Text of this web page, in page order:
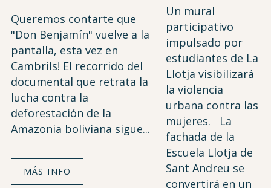
Queremos contarte que
"Don Benjamín" vuelve a la
pantalla, esta vez en
Cambrils! El recorrido del
documental que retrata la
lucha contra la
deforestación de la
Amazonia boliviana sigue...
MÁS INFO
Un mural
participativo
impulsado por
estudiantes de La
Llotja visibilizará
la violencia
urbana contra las
mujeres. La
fachada de la
Escuela Llotja de
Sant Andreu se
convertirá en un